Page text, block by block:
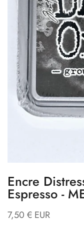
Encre
Espresso -
7,50 € EUR